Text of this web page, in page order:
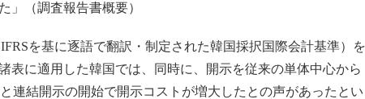
」（調査報告書概要）
を基に逐語で翻訳・制定された韓国採択国際会計基準）を
表に適用した韓国では、同時に、開示を従来の単体中心から
連結開示の開始で開示コストが増大したとの声があったとい